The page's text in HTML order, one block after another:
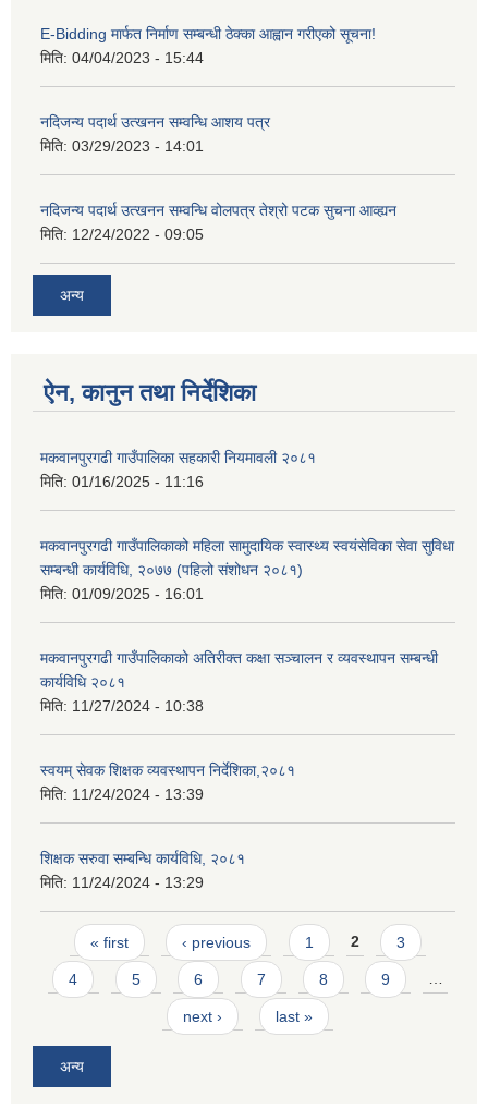
E-Bidding मार्फत निर्माण सम्बन्धी ठेक्का आह्वान गरीएको सूचना!
मिति: 04/04/2023 - 15:44
नदिजन्य पदार्थ उत्खनन सम्वन्धि आशय पत्र
मिति: 03/29/2023 - 14:01
नदिजन्य पदार्थ उत्खनन सम्वन्धि वोलपत्र तेश्रो पटक सुचना आव्ह्यन
मिति: 12/24/2022 - 09:05
अन्य
ऐन, कानुन तथा निर्देशिका
मकवानपुरगढी गाउँपालिका सहकारी नियमावली २०८१
मिति: 01/16/2025 - 11:16
मकवानपुरगढी गाउँपालिकाको महिला सामुदायिक स्वास्थ्य स्वयंसेविका सेवा सुविधा
सम्बन्धी कार्यविधि, २०७७ (पहिलो संशोधन २०८१)
मिति: 01/09/2025 - 16:01
मकवानपुरगढी गाउँपालिकाको अतिरीक्त कक्षा सञ्चालन र व्यवस्थापन सम्बन्धी
कार्यविधि २०८१
मिति: 11/27/2024 - 10:38
स्वयम् सेवक शिक्षक व्यवस्थापन निर्देशिका,२०८१
मिति: 11/24/2024 - 13:39
शिक्षक सरुवा सम्बन्धि कार्यविधि, २०८१
मिति: 11/24/2024 - 13:29
Pages
« first ‹ previous 1 2 3
4 5 6 7 8 9 …
next › last »
अन्य